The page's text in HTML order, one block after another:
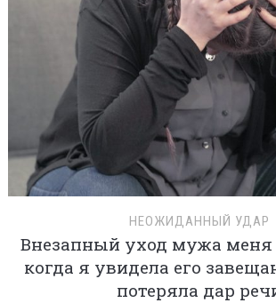
НЕОЖИДАННЫЙ УДАР
Внезапный уход мужа меня
когда я увидела его
потеряла дар